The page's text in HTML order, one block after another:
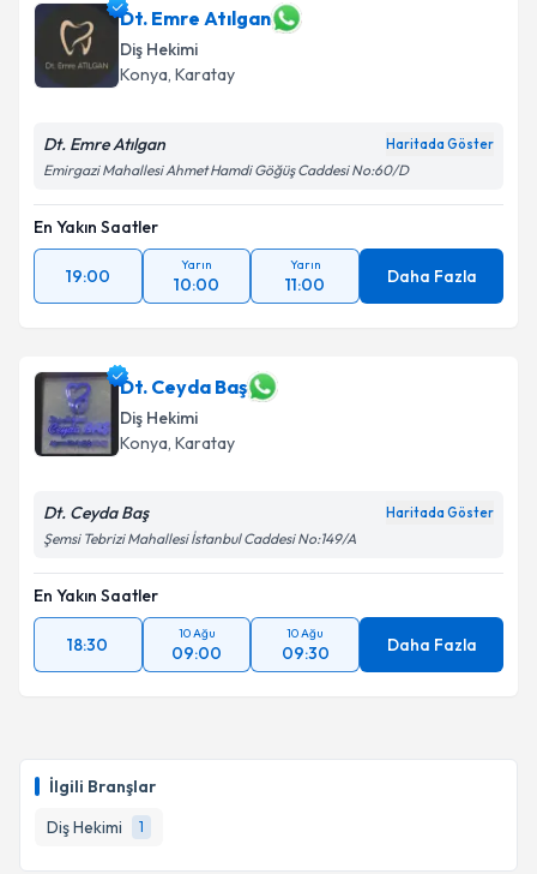
İlgili Branşlar
Diş Hekimi
1
Takvim Talebini Gönder
Dt. Hatice Kübra Uyanıkiçin randevu takvimi talebi
oluşturun. Size bu uzmandan randevu almanız için bir
takvim hazırlandığında e-posta ile bilgilendireceğiz.
Kişisel verilerimin işlenmesine ilişkin
Metni'ni okudum ve kişisel verilerimin belirtilen
kapsamda işlenmesini kabul ediyorum.
Dt. Emre Atılgan
Diş Hekimi
Konya, Karatay
Dt. Emre Atılgan Haritada Göster
Emirgazi Mahallesi Ahmet Hamdi Göğüş Caddesi No:60/D
En Yakın Saatler
19:00
Yarın
10:00
Yarın
11:00 Daha Fazla
Dt. Ceyda Baş
Diş Hekimi
Konya, Karatay
Dt. Ceyda Baş Haritada Göster
Şemsi Tebrizi Mahallesi İstanbul Caddesi No:149/A
En Yakın Saatler
18:30
10 Ağu
09:00
10 Ağu
09:30 Daha Fazla